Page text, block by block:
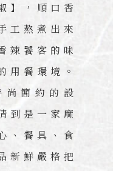
】，順口香
工熬煮出來
辣饕客的味
用餐環境。
簡約的設
到是一家麻
、餐具、食
新鮮嚴格把